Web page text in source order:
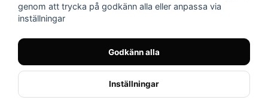
© Nilssons MC - Allt för dig & din MC
genom att trycka på godkänn alla eller anpassa via
inställningar
Godkänn alla
Inställningar